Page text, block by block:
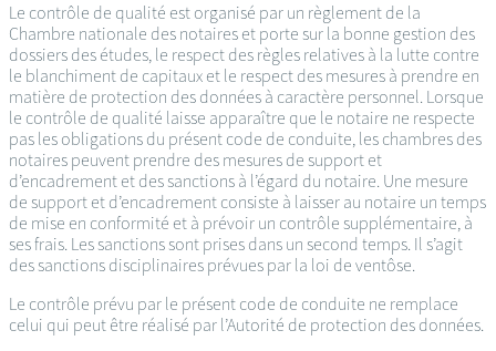
Le contrôle de qualité est organisé par un règlement de la
Chambre nationale des notaires et porte sur la bonne gestion des
dossiers des études, le respect des règles relatives à la lutte contre
le blanchiment de capitaux et le respect des mesures à prendre en
matière de protection des données à caractère personnel. Lorsque
le contrôle de qualité laisse apparaître que le notaire ne respecte
pas les obligations du présent code de conduite, les chambres des
notaires peuvent prendre des mesures de support et
d’encadrement et des sanctions à l’égard du notaire. Une mesure
de support et d’encadrement consiste à laisser au notaire un temps
de mise en conformité et à prévoir un contrôle supplémentaire, à
ses frais. Les sanctions sont prises dans un second temps. Il s’agit
des sanctions disciplinaires prévues par la loi de ventôse.
Le contrôle prévu par le présent code de conduite ne remplace
celui qui peut être réalisé par l’Autorité de protection des données.